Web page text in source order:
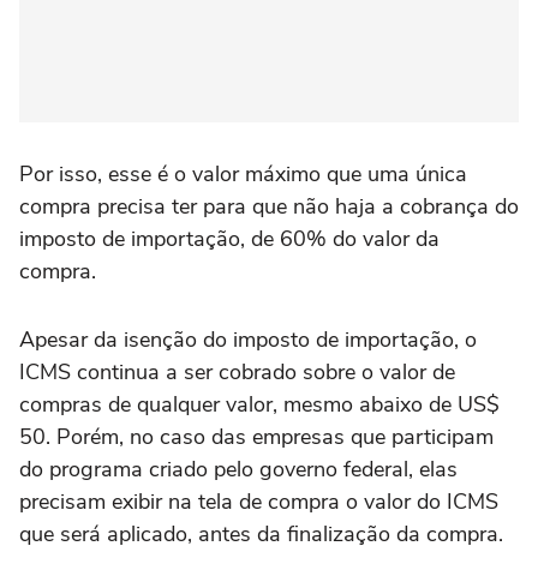
Por isso, esse é o valor máximo que uma única
compra precisa ter para que não haja a cobrança do
imposto de importação, de 60% do valor da
compra.
Apesar da isenção do imposto de importação, o
ICMS continua a ser cobrado sobre o valor de
compras de qualquer valor, mesmo abaixo de US$
50. Porém, no caso das empresas que participam
do programa criado pelo governo federal, elas
precisam exibir na tela de compra o valor do ICMS
que será aplicado, antes da finalização da compra.